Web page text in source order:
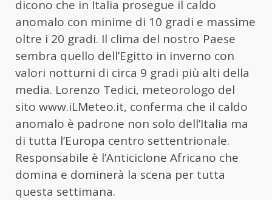
dicono che in Italia prosegue il caldo
anomalo con minime di 10 gradi e massime
oltre i 20 gradi. Il clima del nostro Paese
sembra quello dell’Egitto in inverno con
valori notturni di circa 9 gradi più alti della
media. Lorenzo Tedici, meteorologo del
sito www.iLMeteo.it, conferma che il caldo
anomalo è padrone non solo dell’Italia ma
di tutta l’Europa centro settentrionale.
Responsabile è l’Anticiclone Africano che
domina e dominerà la scena per tutta
questa settimana.